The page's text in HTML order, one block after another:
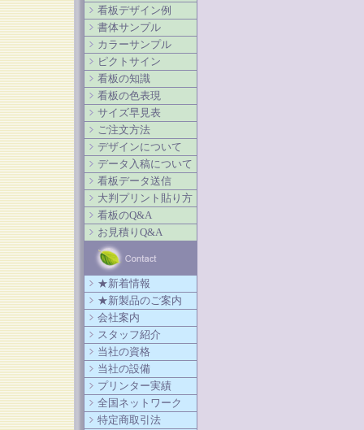
看板デザイン例
書体サンプル
カラーサンプル
ピクトサイン
看板の知識
看板の色表現
サイズ早見表
ご注文方法
デザインについて
データ入稿について
看板データ送信
大判プリント貼り方
看板のQ&A
お見積りQ&A
★新着情報
★新製品のご案内
会社案内
スタッフ紹介
当社の資格
当社の設備
プリンター実績
全国ネットワーク
特定商取引法